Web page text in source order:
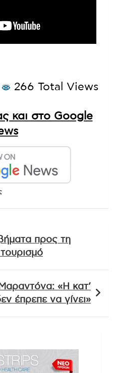
266 Total Views
και στο Google
προς τη
«Η κατ’
έπρεπε να γίνει»